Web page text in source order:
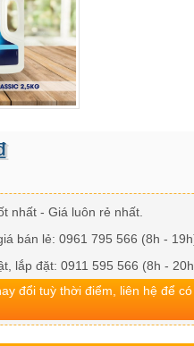
nhất - Giá luôn rẻ nhất.
bán lẻ: 0961 795 566 (8h -
lắp đặt: 0911 595 566 (8h -
đổi tuỳ thời điểm, liên hệ để